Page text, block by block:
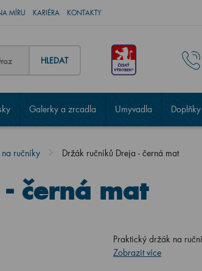
MÍRU KARIÉRA KONTAKTY
HLEDAT
Galerky a zrcadla Umyvadla Doplňky
ručníky Držák ručníků Dreja - černá mat
černá mat
Praktický držák na
Zobrazit více